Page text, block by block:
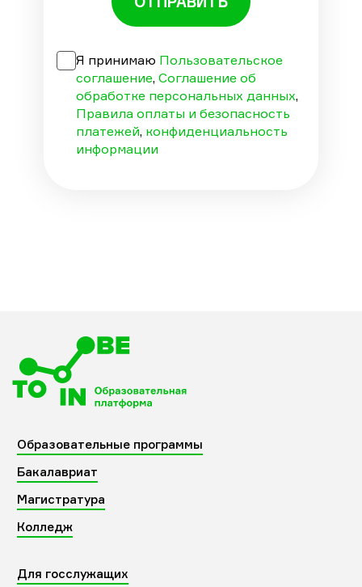
Я принимаю Пользовательское
соглашение, Соглашение об
обработке персональных данных,
Правила оплаты и безопасность
платежей, конфиденциальность
информации
Образовательные программы
Бакалавриат
Магистратура
Колледж
Для госслужащих